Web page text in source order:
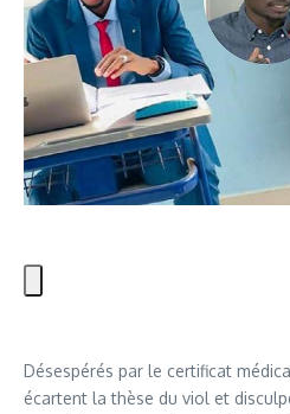
Désespérés par le certificat
écartent la thèse du viol et